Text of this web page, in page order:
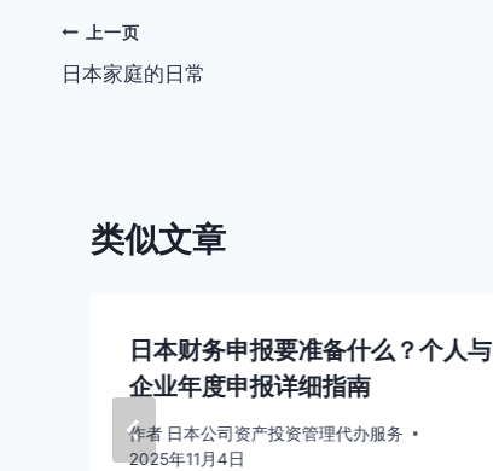
文
章
上一页
日本家庭的日常
类似文章
日本财务申报要准备什么？个人与
企业年度申报详细指南
作者 日本公司资产投资管理代办服务
2025年11月4日